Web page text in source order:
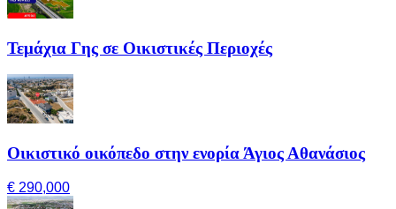
Τεμάχια Γης σε Οικιστικές Περιοχές
Οικιστικό οικόπεδο στην ενορία Άγιος Αθανάσιος
€ 290,000